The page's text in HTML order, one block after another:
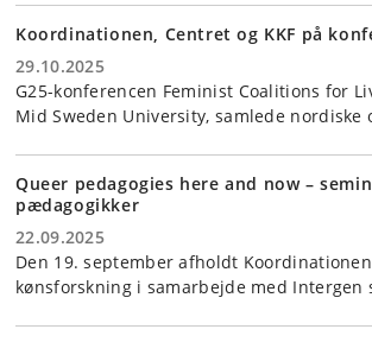
Koordinationen, Centret og KKF på
29.10.2025
G25-konferencen Feminist Coalitions for
Mid Sweden University, samlede nordiske
Queer pedagogies here and now –
pædagogikker
22.09.2025
Den 19. september afholdt
kønsforskning i samarbejde med Intergen